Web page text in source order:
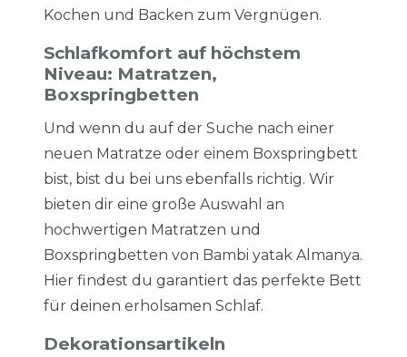
Kochen und Backen zum Vergnügen.
Schlafkomfort auf höchstem
Niveau: Matratzen,
Boxspringbetten
Und wenn du auf der Suche nach einer
neuen Matratze oder einem Boxspringbett
bist, bist du bei uns ebenfalls richtig. Wir
bieten dir eine große Auswahl an
hochwertigen Matratzen und
Boxspringbetten von Bambi yatak Almanya.
Hier findest du garantiert das perfekte Bett
für deinen erholsamen Schlaf.
Dekorationsartikeln